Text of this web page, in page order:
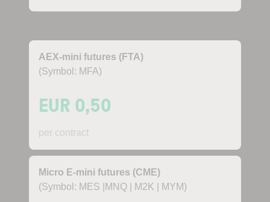
AEX-mini futures (FTA)
(Symbol: MFA)
EUR 0,50
per contract
Micro E-mini futures (CME)
(Symbol: MES |MNQ | M2K | MYM)